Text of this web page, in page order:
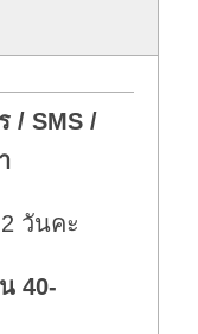
/ SMS /
วันคะ
40-